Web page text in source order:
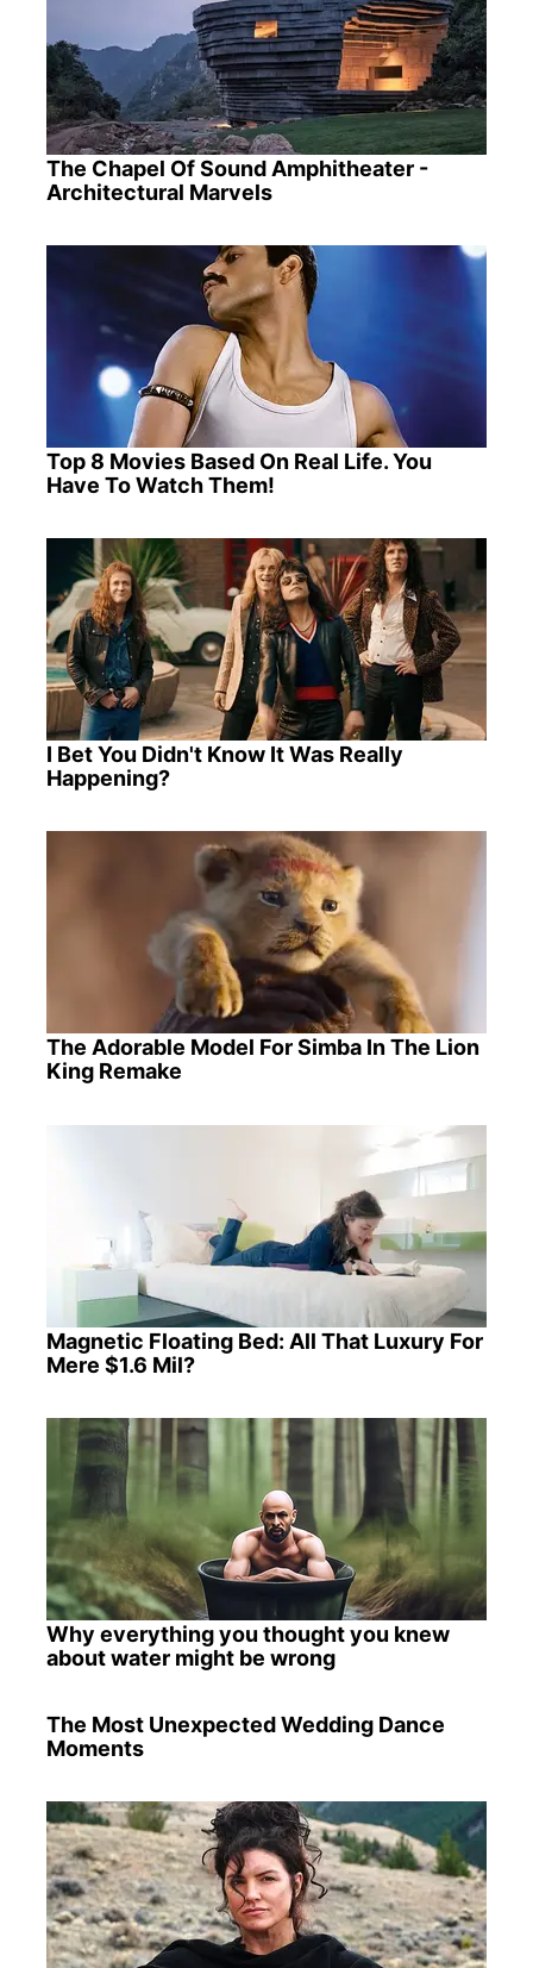
The Chapel Of Sound Amphitheater -
Architectural Marvels
Top 8 Movies Based On Real Life. You
Have To Watch Them!
I Bet You Didn't Know It Was Really
Happening?
The Adorable Model For Simba In The Lion
King Remake
Magnetic Floating Bed: All That Luxury For
Mere $1.6 Mil?
Why everything you thought you knew
about water might be wrong
The Most Unexpected Wedding Dance
Moments